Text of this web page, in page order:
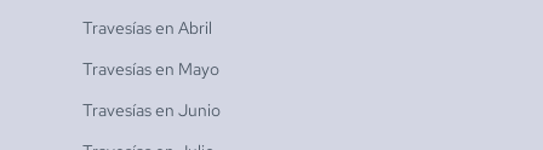
Travesías en Abril
Travesías en Mayo
Travesías en Junio